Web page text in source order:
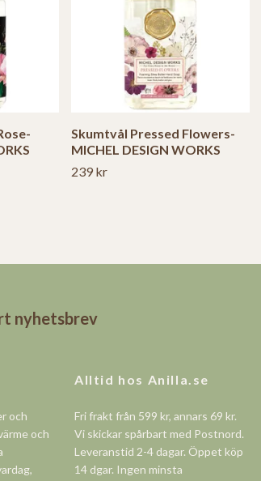
Skumtvål Pressed Flowers-
MICHEL DESIGN WORKS
239 kr
nyhetsbrev
och
och
Alltid hos Anilla.se
Fri frakt från 599 kr, annars 69 kr.
Vi skickar spårbart med Postnord.
Leveranstid 2-4 dagar. Öppet köp
14 dgar. Ingen minsta